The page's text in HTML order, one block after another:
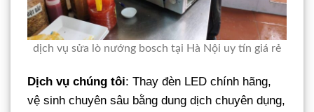
dịch vụ sửa lò nướng bosch tại Hà Nội uy tín giá rẻ
Dịch vụ chúng tôi: Thay đèn LED chính hãng,
vệ sinh chuyên sâu bằng dung dịch chuyên dụng,